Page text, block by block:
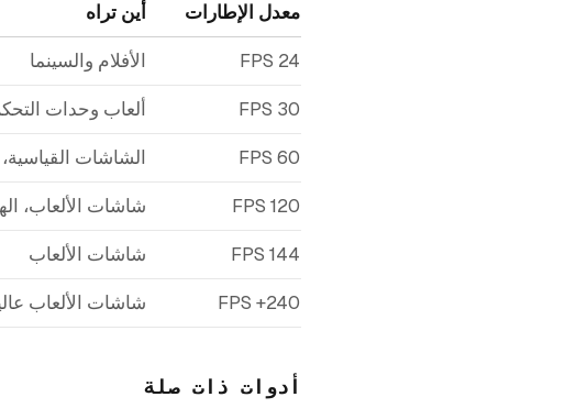
معدل الإطارات أين تراه
24 FPS
الأفلام والسينما
30 FPS
ألعاب وحدات
60 FPS
الشاشات
120 FPS
شاشات الألعاب،
144 FPS
شاشات الألعاب
240+ FPS
شاشات الألعاب
أدوات ذات صلة